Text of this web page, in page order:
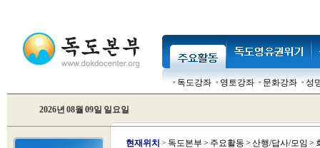
독도강좌 영토강좌 문화강좌 성
2026년 08월 09일 일요일
현재위치 > 독도본부 > 주요활동 > 산행/답사/모임 >